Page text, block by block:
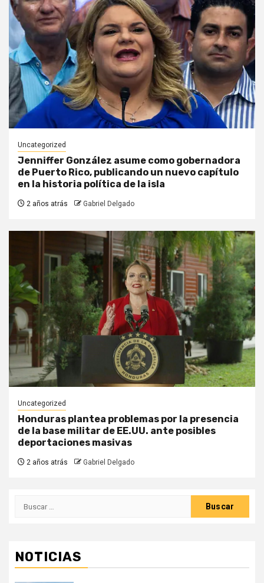
Uncategorized
Jenniffer González asume como gobernadora
de Puerto Rico, publicando un nuevo capítulo
en la historia política de la isla
2 años atrás Gabriel Delgado
Uncategorized
Honduras plantea problemas por la presencia
de la base militar de EE.UU. ante posibles
deportaciones masivas
2 años atrás Gabriel Delgado
Buscar:
NOTICIAS